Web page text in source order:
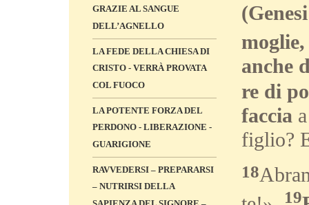
GRAZIE AL SANGUE
DELL’AGNELLO
LA FEDE DELLA CHIESA DI
CRISTO - VERRÀ PROVATA
COL FUOCO
LA POTENTE FORZA DEL
PERDONO - LIBERAZIONE -
GUARIGIONE
RAVVEDERSI – PREPARARSI
– NUTRIRSI DELLA
anche
re di
faccia
figlio?
18
19